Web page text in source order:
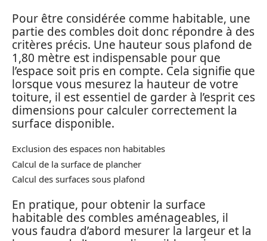
Pour être considérée comme habitable, une
partie des combles doit donc répondre à des
critères précis. Une hauteur sous plafond de
1,80 mètre est indispensable pour que
l’espace soit pris en compte. Cela signifie que
lorsque vous mesurez la hauteur de votre
toiture, il est essentiel de garder à l’esprit ces
dimensions pour calculer correctement la
surface disponible.
Exclusion des espaces non habitables
Calcul de la surface de plancher
Calcul des surfaces sous plafond
En pratique, pour obtenir la surface
habitable des combles aménageables, il
vous faudra d’abord mesurer la largeur et la